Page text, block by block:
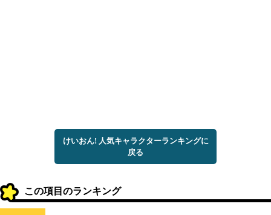
けいおん! 人気キャラクターランキングに
戻る
この項目のランキング